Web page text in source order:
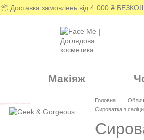
📦 Доставка замовлень від 4 000 ₴
Макіяж
Головна
Сироватка з